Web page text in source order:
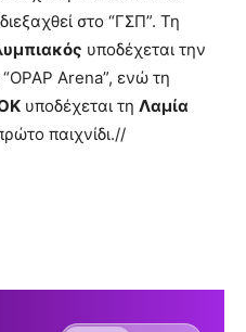
στο “ΓΣΠ”. Τη
υποδέχεται την
Arena”, ενώ τη
υποδέχεται τη Λαμία
παιχνίδι.//